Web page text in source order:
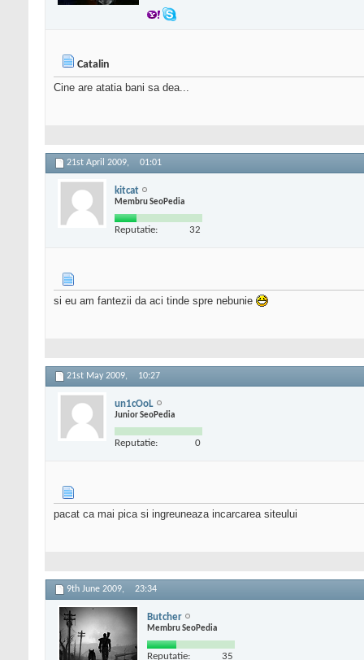
Catalin
Cine are atatia bani sa dea...
21st April 2009, 01:01
kitcat
Membru SeoPedia
Reputatie: 32
si eu am fantezii da aci tinde spre nebunie
21st May 2009, 10:27
un1cOoL
Junior SeoPedia
Reputatie: 0
pacat ca mai pica si ingreuneaza incarcarea siteului
9th June 2009, 23:34
Butcher
Membru SeoPedia
Reputatie: 35